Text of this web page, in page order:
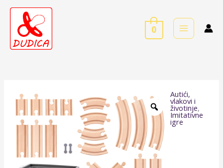
Skip
content
0
Autići,
vlakovi i
životinje,
Imitativne
igre
Drvene
tračnice
20
kom
količina